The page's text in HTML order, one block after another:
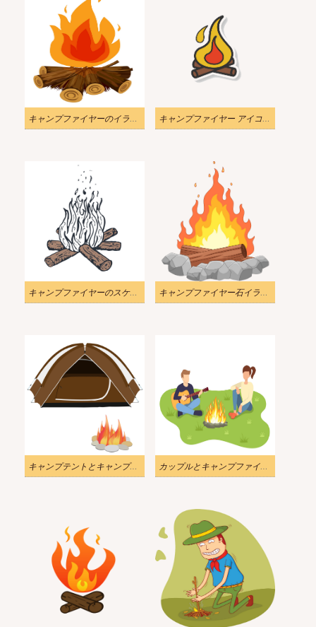
キャンプファイヤーのイラスト キャンプファイヤー アイコン イラスト透明
キャンプファイヤーのスケッチ図 キャンプファイヤー石イラスト透明
キャンプテントとキャンプファイヤーのイラスト カップルとキャンプファイヤーのイラスト